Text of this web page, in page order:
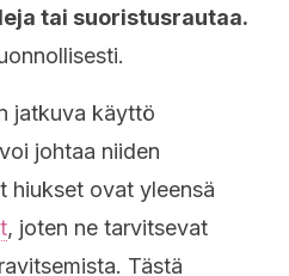
tai suoristusrautaa.
jatkuva käyttö
johtaa niiden
hiukset ovat yleensä
, joten ne tarvitsevat
Tästä